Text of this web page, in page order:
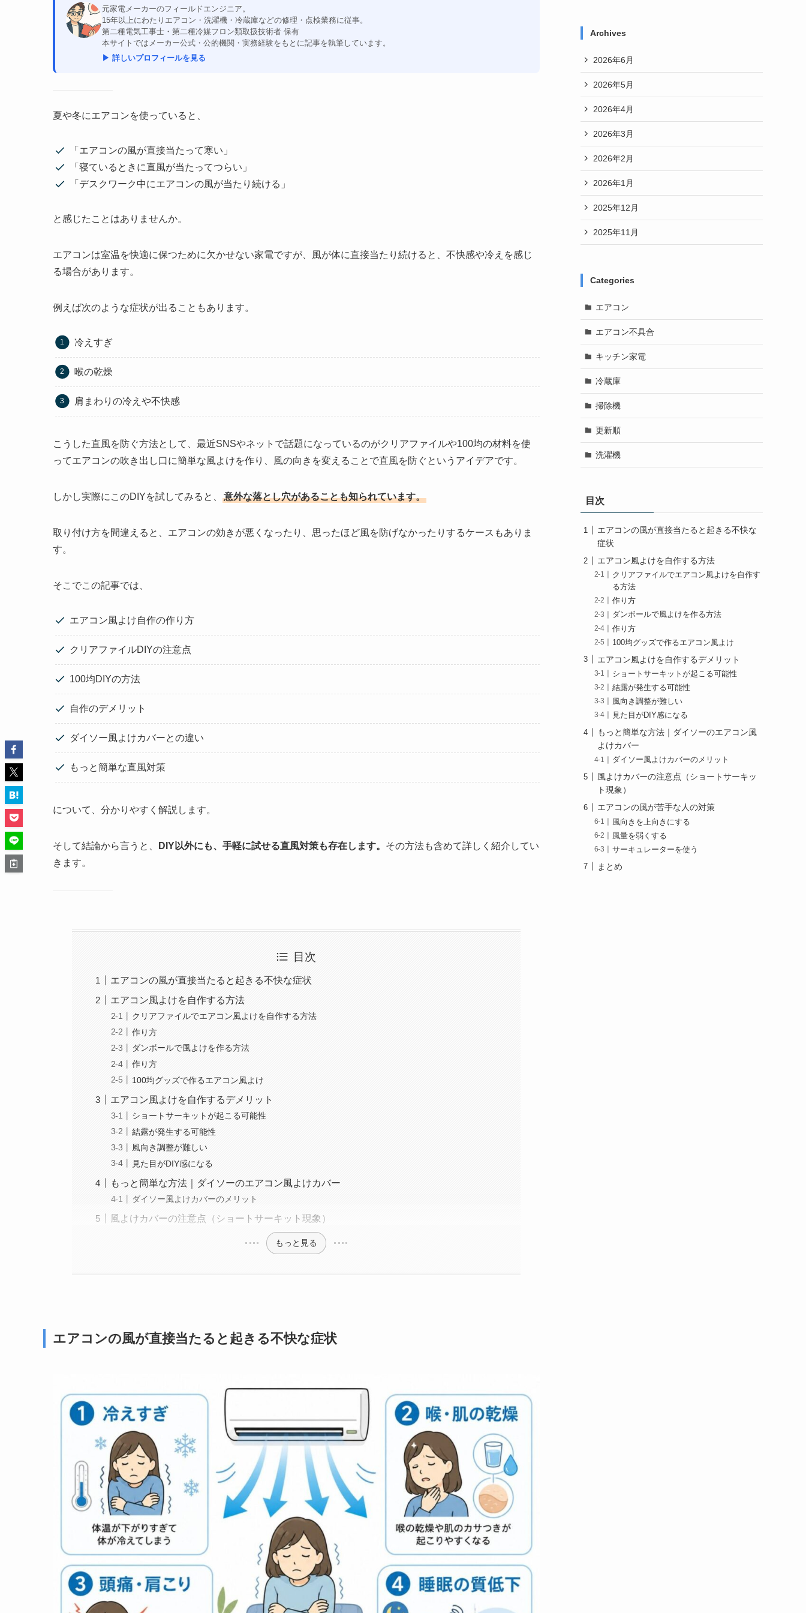
元家電メーカーのフィールドエンジニア。
15年以上にわたりエアコン・洗濯機・冷蔵庫などの修理・点検業務に従事。
第二種電気工事士・第二種冷媒フロン類取扱技術者 保有
本サイトではメーカー公式・公的機関・実務経験をもとに記事を執筆しています。
▶ 詳しいプロフィールを見る
夏や冬にエアコンを使っていると、
「エアコンの風が直接当たって寒い」
「寝ているときに直風が当たってつらい」
「デスクワーク中にエアコンの風が当たり続ける」
と感じたことはありませんか。
エアコンは室温を快適に保つために欠かせない家電ですが、風が体に直接当たり続けると、不快感や冷えを感じ
る場合があります。
例えば次のような症状が出ることもあります。
冷えすぎ
喉の乾燥
肩まわりの冷えや不快感
こうした直風を防ぐ方法として、最近SNSやネットで話題になっているのがクリアファイルや100均の材料を使
ってエアコンの吹き出し口に簡単な風よけを作り、風の向きを変えることで直風を防ぐというアイデアです。
しかし実際にこのDIYを試してみると、 意外な落とし穴があることも知られています。
取り付け方を間違えると、エアコンの効きが悪くなったり、思ったほど風を防げなかったりするケースもありま
す。
そこでこの記事では、
エアコン風よけ自作の作り方
クリアファイルDIYの注意点
100均DIYの方法
自作のデメリット
ダイソー風よけカバーとの違い
もっと簡単な直風対策
について、分かりやすく解説します。
そして結論から言うと、 DIY以外にも、手軽に試せる直風対策も存在します。 その方法も含めて詳しく紹介してい
きます。
目次
エアコンの風が直接当たると起きる不快な症状
エアコン風よけを自作する方法
クリアファイルでエアコン風よけを自作する方法
作り方
ダンボールで風よけを作る方法
作り方
100均グッズで作るエアコン風よけ
エアコン風よけを自作するデメリット
ショートサーキットが起こる可能性
結露が発生する可能性
風向き調整が難しい
見た目がDIY感になる
もっと簡単な方法｜ダイソーのエアコン風よけカバー
ダイソー風よけカバーのメリット
風よけカバーの注意点（ショートサーキット現象）
もっと見る
エアコンの風が直接当たると起きる不快な症状
Archives
2026年6月
2026年5月
2026年4月
2026年3月
2026年2月
2026年1月
2025年12月
2025年11月
Categories
エアコン
エアコン不具合
キッチン家電
冷蔵庫
掃除機
更新順
洗濯機
目次
エアコンの風が直接当たると起きる不快な
症状
エアコン風よけを自作する方法
クリアファイルでエアコン風よけを自作す
る方法
作り方
ダンボールで風よけを作る方法
作り方
100均グッズで作るエアコン風よけ
エアコン風よけを自作するデメリット
ショートサーキットが起こる可能性
結露が発生する可能性
風向き調整が難しい
見た目がDIY感になる
もっと簡単な方法｜ダイソーのエアコン風
よけカバー
ダイソー風よけカバーのメリット
風よけカバーの注意点（ショートサーキッ
ト現象）
エアコンの風が苦手な人の対策
風向きを上向きにする
風量を弱くする
サーキュレーターを使う
まとめ